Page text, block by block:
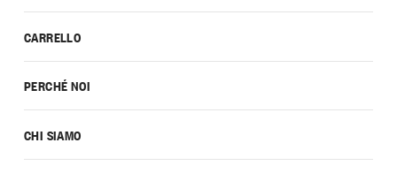
CARRELLO
PERCHÉ NOI
CHI SIAMO